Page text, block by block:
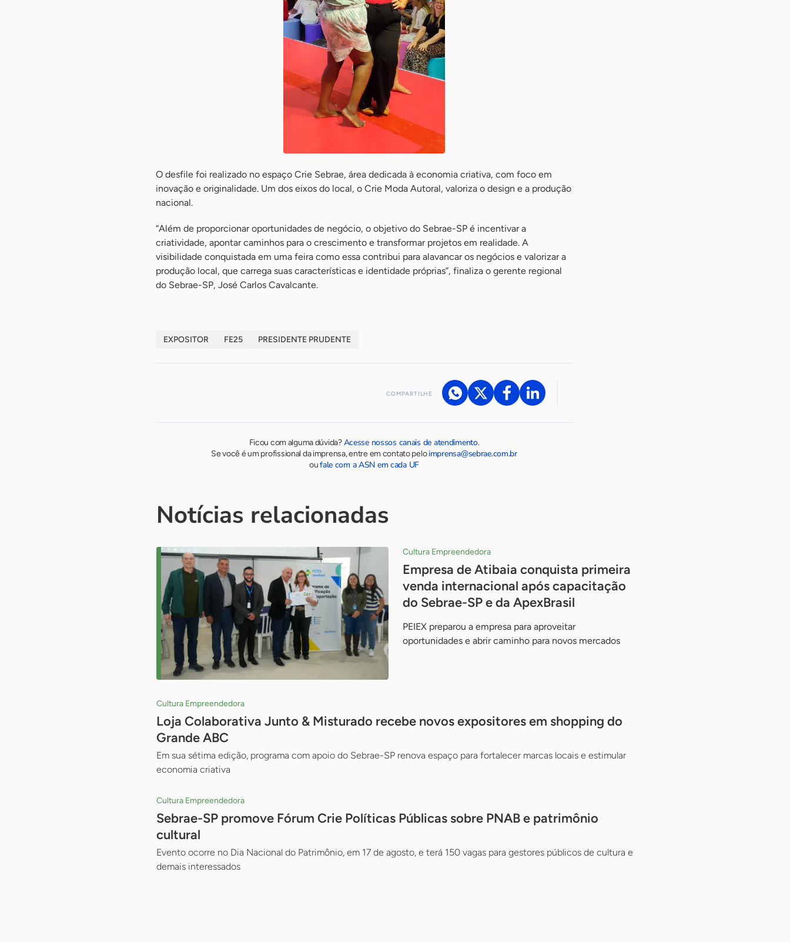
O desfile foi realizado no espaço Crie Sebrae, área dedicada à economia criativa, com foco em
inovação e originalidade. Um dos eixos do local, o Crie Moda Autoral, valoriza o design e a produção
nacional.
“Além de proporcionar oportunidades de negócio, o objetivo do Sebrae-SP é incentivar a
criatividade, apontar caminhos para o crescimento e transformar projetos em realidade. A
visibilidade conquistada em uma feira como essa contribui para alavancar os negócios e valorizar a
produção local, que carrega suas características e identidade próprias”, finaliza o gerente regional
do Sebrae-SP, José Carlos Cavalcante.
EXPOSITOR FE25 PRESIDENTE PRUDENTE
COMPARTILHE
Ficou com alguma dúvida?Acesse nossos canais de atendimento.
Se você é um profissional da imprensa, entre em contato peloimprensa@sebrae.com.br
oufale com a ASN em cada UF
Notícias relacionadas
Cultura Empreendedora
Empresa de Atibaia conquista primeira
venda internacional após capacitação
do Sebrae-SP e da ApexBrasil
PEIEX preparou a empresa para aproveitar
oportunidades e abrir caminho para novos mercados
Cultura Empreendedora
Loja Colaborativa Junto & Misturado recebe novos expositores em shopping do
Grande ABC
Em sua sétima edição, programa com apoio do Sebrae-SP renova espaço para fortalecer marcas locais e estimular
economia criativa
Cultura Empreendedora
Sebrae-SP promove Fórum Crie Políticas Públicas sobre PNAB e patrimônio
cultural
Evento ocorre no Dia Nacional do Patrimônio, em 17 de agosto, e terá 150 vagas para gestores públicos de cultura e
demais interessados